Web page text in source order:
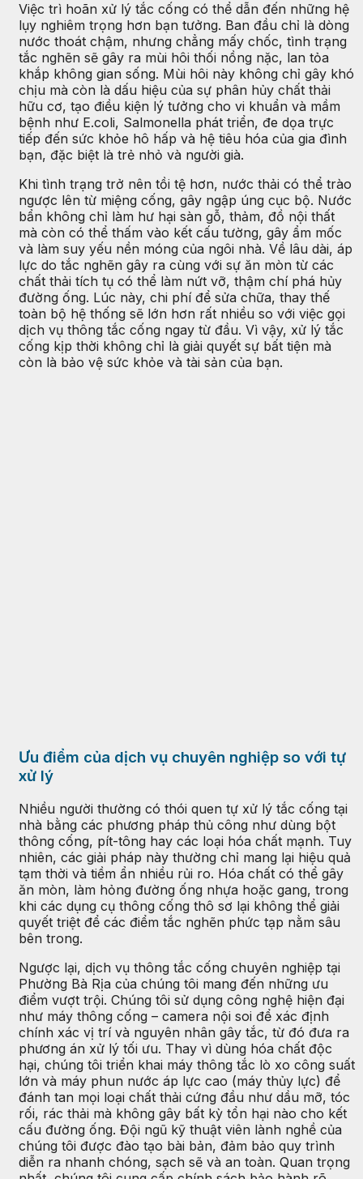
Việc trì hoãn xử lý tắc cống có thể dẫn đến những hệ
lụy nghiêm trọng hơn bạn tưởng. Ban đầu chỉ là dòng
nước thoát chậm, nhưng chẳng mấy chốc, tình trạng
tắc nghẽn sẽ gây ra mùi hôi thối nồng nặc, lan tỏa
khắp không gian sống. Mùi hôi này không chỉ gây khó
chịu mà còn là dấu hiệu của sự phân hủy chất thải
hữu cơ, tạo điều kiện lý tưởng cho vi khuẩn và mầm
bệnh như E.coli, Salmonella phát triển, đe dọa trực
tiếp đến sức khỏe hô hấp và hệ tiêu hóa của gia đình
bạn, đặc biệt là trẻ nhỏ và người già.
Khi tình trạng trở nên tồi tệ hơn, nước thải có thể trào
ngược lên từ miệng cống, gây ngập úng cục bộ. Nước
bẩn không chỉ làm hư hại sàn gỗ, thảm, đồ nội thất
mà còn có thể thấm vào kết cấu tường, gây ẩm mốc
và làm suy yếu nền móng của ngôi nhà. Về lâu dài, áp
lực do tắc nghẽn gây ra cùng với sự ăn mòn từ các
chất thải tích tụ có thể làm nứt vỡ, thậm chí phá hủy
đường ống. Lúc này, chi phí để sửa chữa, thay thế
toàn bộ hệ thống sẽ lớn hơn rất nhiều so với việc gọi
dịch vụ thông tắc cống ngay từ đầu. Vì vậy, xử lý tắc
cống kịp thời không chỉ là giải quyết sự bất tiện mà
còn là bảo vệ sức khỏe và tài sản của bạn.
Ưu điểm của dịch vụ chuyên nghiệp so với tự
xử lý
Nhiều người thường có thói quen tự xử lý tắc cống tại
nhà bằng các phương pháp thủ công như dùng bột
thông cống, pít-tông hay các loại hóa chất mạnh. Tuy
nhiên, các giải pháp này thường chỉ mang lại hiệu quả
tạm thời và tiềm ẩn nhiều rủi ro. Hóa chất có thể gây
ăn mòn, làm hỏng đường ống nhựa hoặc gang, trong
khi các dụng cụ thông cống thô sơ lại không thể giải
quyết triệt để các điểm tắc nghẽn phức tạp nằm sâu
bên trong.
Ngược lại, dịch vụ thông tắc cống chuyên nghiệp tại
Phường Bà Rịa của chúng tôi mang đến những ưu
điểm vượt trội. Chúng tôi sử dụng công nghệ hiện đại
như máy thông cống – camera nội soi để xác định
chính xác vị trí và nguyên nhân gây tắc, từ đó đưa ra
phương án xử lý tối ưu. Thay vì dùng hóa chất độc
hại, chúng tôi triển khai máy thông tắc lò xo công suất
lớn và máy phun nước áp lực cao (máy thủy lực) để
đánh tan mọi loại chất thải cứng đầu như dầu mỡ, tóc
rối, rác thải mà không gây bất kỳ tổn hại nào cho kết
cấu đường ống. Đội ngũ kỹ thuật viên lành nghề của
chúng tôi được đào tạo bài bản, đảm bảo quy trình
diễn ra nhanh chóng, sạch sẽ và an toàn. Quan trọng